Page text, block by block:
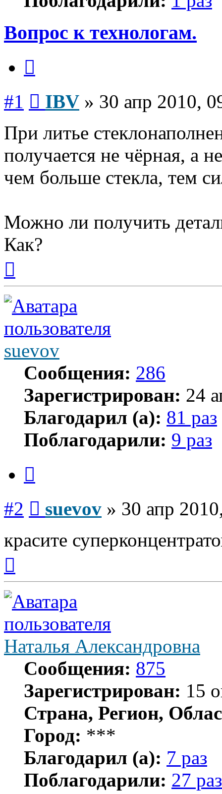
Вопрос к технологам.
#1 IBV » 30 апр 2010,
При литье
получается не чёрная, а
чем больше стекла, тем
Можно ли получить
Как?
началу
suevov
Сообщения: 286
Зарегистрирован: 24
Благодарил (а): 81 раз
Поблагодарили: 9 раз
#2 suevov » 30 апр
красите
началу
Наталья Александровна
Сообщения: 875
Зарегистрирован: 15
Страна, Регион,
Город: ***
Благодарил (а): 7 раз
Поблагодарили: 27 раз